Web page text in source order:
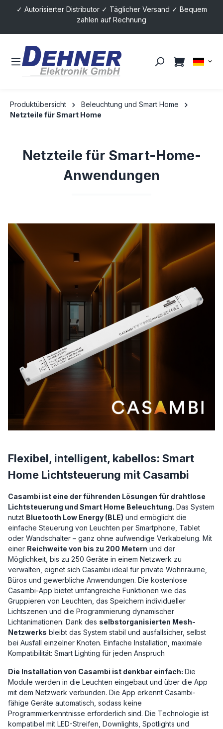
springen
✓ Autorisierter Distributor ✓ Täglicher Versand ✓ Bequem
zahlen auf Rechnung
Produktübersicht
Beleuchtung und Smart Home
Netzteile für Smart Home
Netzteile für Smart-Home-
Anwendungen
Flexibel, intelligent, kabellos: Smart
Home Lichtsteuerung mit Casambi
Casambi ist eine der führenden Lösungen für drahtlose
Lichtsteuerung und Smart Home Beleuchtung. Das System
nutzt Bluetooth Low Energy (BLE) und ermöglicht die
einfache Steuerung von Leuchten per Smartphone, Tablet
oder Wandschalter – ganz ohne aufwendige Verkabelung. Mit
einer Reichweite von bis zu 200 Metern und der
Möglichkeit, bis zu 250 Geräte in einem Netzwerk zu
verwalten, eignet sich Casambi ideal für private Wohnräume,
Büros und gewerbliche Anwendungen. Die kostenlose
Casambi-App bietet umfangreiche Funktionen wie das
Gruppieren von Leuchten, das Speichern individueller
Lichtszenen und die Programmierung dynamischer
Lichtanimationen. Dank des selbstorganisierten Mesh-
Netzwerks bleibt das System stabil und ausfallsicher, selbst
bei Ausfall einzelner Knoten. Einfache Installation, maximale
Kompatibilität: Smart Lighting für jeden Anspruch
Die Installation von Casambi ist denkbar einfach: Die
Module werden in die Leuchten eingebaut und über die App
mit dem Netzwerk verbunden. Die App erkennt Casambi-
fähige Geräte automatisch, sodass keine
Programmierkenntnisse erforderlich sind. Die Technologie ist
kompatibel mit LED-Streifen, Downlights, Spotlights und